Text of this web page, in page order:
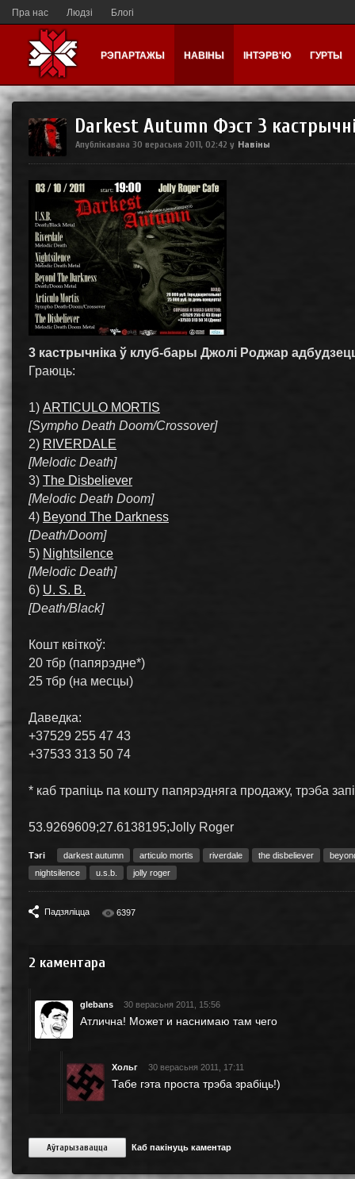
Пра нас Людзі Блогі
РЭПАРТАЖЫ НАВІНЫ ІНТЭРВ'Ю ГУРТЫ
Darkest Autumn Фэст 3
Апублікавана 30 верасьня 2011, 02:42 у Навіны
3 кастрычніка ў клуб-бары Джолі Роджар
Граюць:
1) ARTICULO MORTIS
[Sympho Death Doom/Crossover]
2) RIVERDALE
[Melodic Death]
3) The Disbeliever
[Melodic Death Doom]
4) Beyond The Darkness
[Death/Doom]
5) Nightsilence
[Melodic Death]
6) U. S. B.
[Death/Black]
Кошт квіткоў:
20 тбр (папярэдне*)
25 тбр (на месцы)
Даведка:
+37529 255 47 43
+37533 313 50 74
* каб трапіць па кошту папярэдняга продажу, трэба
53.9269609;27.6138195;Jolly Roger
Тэгі darkest autumn articulo mortis riverdale the disbeliever
nightsilence
u.s.b. jolly roger
Падзяліцца 6397
2 каментара
glebans 30 верасьня 2011, 15:56
Атлична! Может и наснимаю там чего
Хольг 30 верасьня 2011, 17:11
Табе гэта проста трэба зрабіць!)
Аўтарызавацца Каб пакінуць каментар